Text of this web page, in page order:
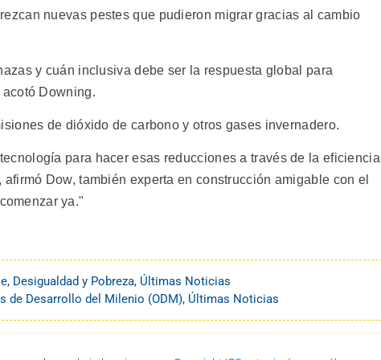
nuevas pestes que pudieron migrar gracias al cambio
y cuán inclusiva debe ser la respuesta global para
Downing.
de dióxido de carbono y otros gases invernadero.
para hacer esas reducciones a través de la eficiencia
Dow, también experta en construcción amigable con el
ya."
, Desigualdad y Pobreza, Últimas Noticias
de Desarrollo del Milenio (ODM), Últimas Noticias